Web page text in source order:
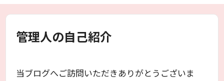
管理人の自己紹介
当ブログへご訪問いただきありがとうございま